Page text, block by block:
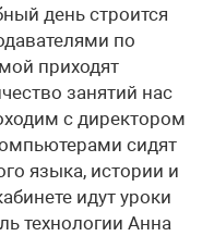
день строится
по
приходят
занятий нас
с директором
сидят
языка, истории и
идут уроки
технологии Анна